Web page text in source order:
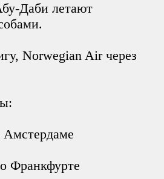
Даби летают
Norwegian Air через
Амстердаме
Франкфурте